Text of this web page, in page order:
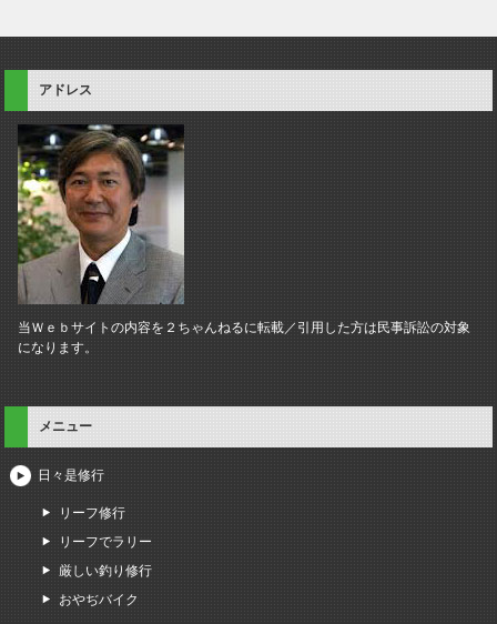
アドレス
当Ｗｅｂサイトの内容を２ちゃんねるに転載／引用した方は民事訴訟の対象
になります。
メニュー
日々是修行
リーフ修行
リーフでラリー
厳しい釣り修行
おやぢバイク